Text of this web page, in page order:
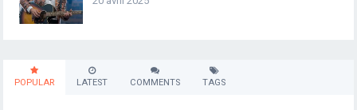
POPULAR LATEST COMMENTS TAGS